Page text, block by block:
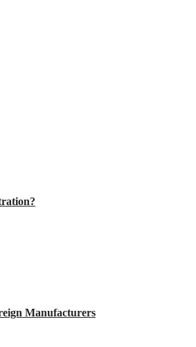
Manufacturers